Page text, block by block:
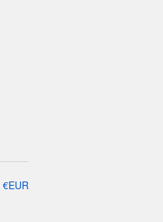
€EUR